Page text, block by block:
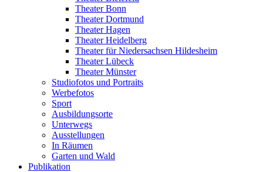
Theater Bonn
Theater Dortmund
Theater Hagen
Theater Heidelberg
Theater für Niedersachsen Hildesheim
Theater Lübeck
Theater Münster
Studiofotos und Portraits
Werbefotos
Sport
Ausbildungsorte
Unterwegs
Ausstellungen
In Räumen
Garten und Wald
Publikation